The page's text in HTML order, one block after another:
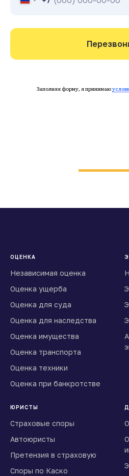
Заполняя форму, я принимаю
ОЦЕНКА
Независимая оценка
Оценка ущерба
Оценка для суда
Оценка для наследства
Оценка имущества
Оценка транспорта
Оценка техники
Оценка при банкротстве
ЮРИСТЫ
Страховые споры
Автоюристы
Претензия в страховую
Споры по Каско